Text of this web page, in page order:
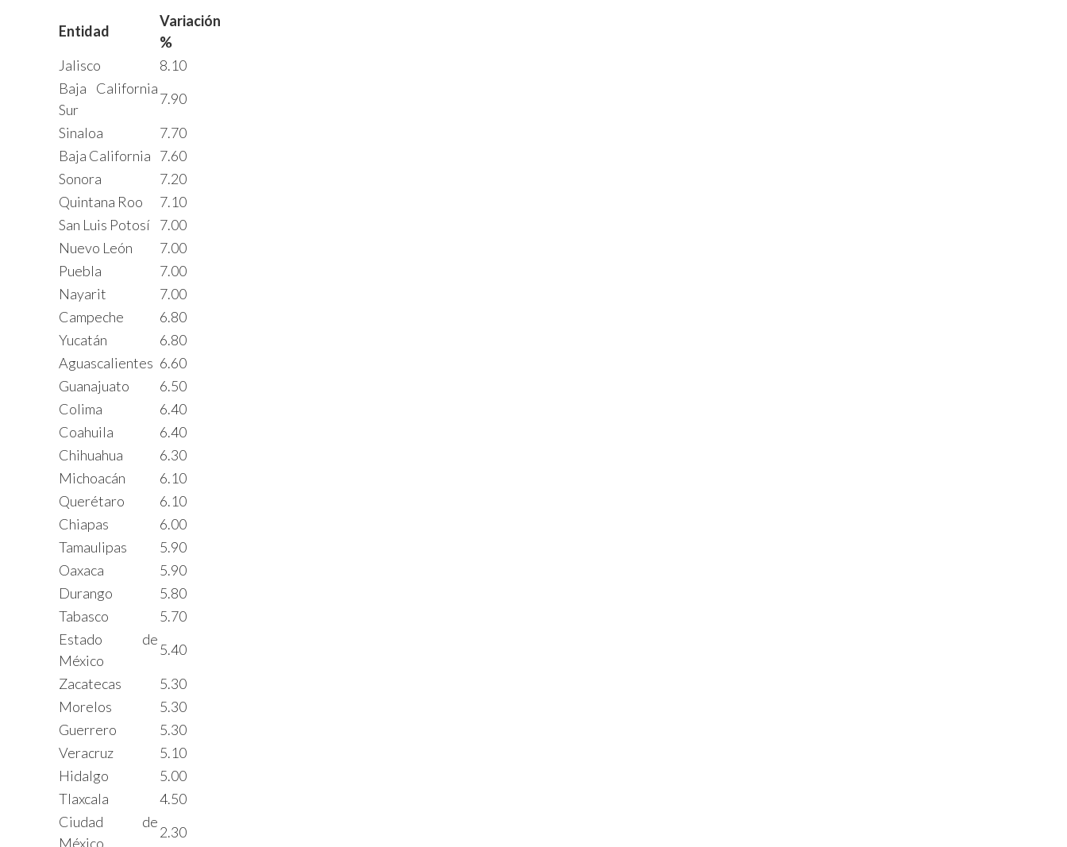
Entidad
Variación
%
Jalisco
8.10
Baja California
Sur
7.90
Sinaloa
7.70
Baja California 7.60
Sonora
7.20
Quintana Roo
7.10
San Luis Potosí 7.00
Nuevo León
7.00
Puebla
7.00
Nayarit
7.00
Campeche
6.80
Yucatán
6.80
Aguascalientes 6.60
Guanajuato
6.50
Colima
6.40
Coahuila
6.40
Chihuahua
6.30
Michoacán
6.10
Querétaro
6.10
Chiapas
6.00
Tamaulipas
5.90
Oaxaca
5.90
Durango
5.80
Tabasco
5.70
Estado de
México
5.40
Zacatecas
5.30
Morelos
5.30
Guerrero
5.30
Veracruz
5.10
Hidalgo
5.00
Tlaxcala
4.50
Ciudad de
México
2.30